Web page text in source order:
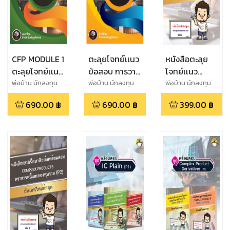
CFP MODULE 1
ตะลุยโจทย์เเนว
ข้อสอบ การวาง
เเผนการเงิน
พ่อบ้าน นักลงทุน
690.00 ฿
ตะลุยโจทย์เเนว
ข้อสอบ การวาง
เเผนการเงิน
CFP MODULE
2
พ่อบ้าน นักลงทุน
690.00 ฿
หนังสือตะลุย
โจทย์เเนว
ข้อสอบ ติวเข้ม
พร้อมสอบ
ตราสารหนี้และ
ซ้อน (p2)
พ่อบ้าน นักลงทุน
399.00 ฿